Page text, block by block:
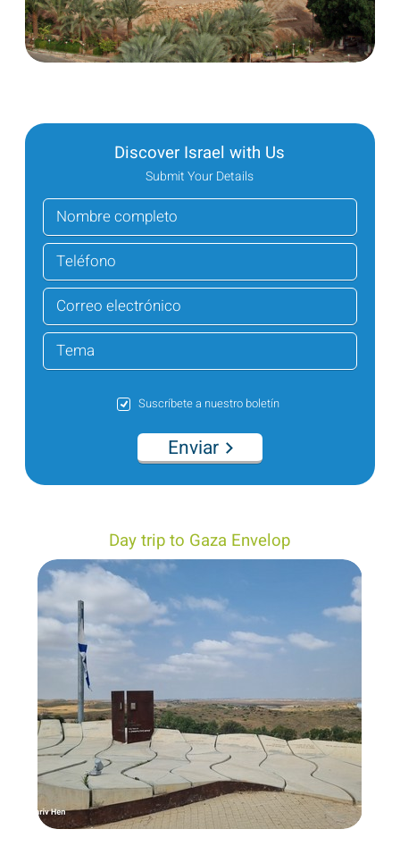
Discover Israel with Us
Submit Your Details
Suscríbete a nuestro boletín
Enviar
Day trip to Gaza Envelop